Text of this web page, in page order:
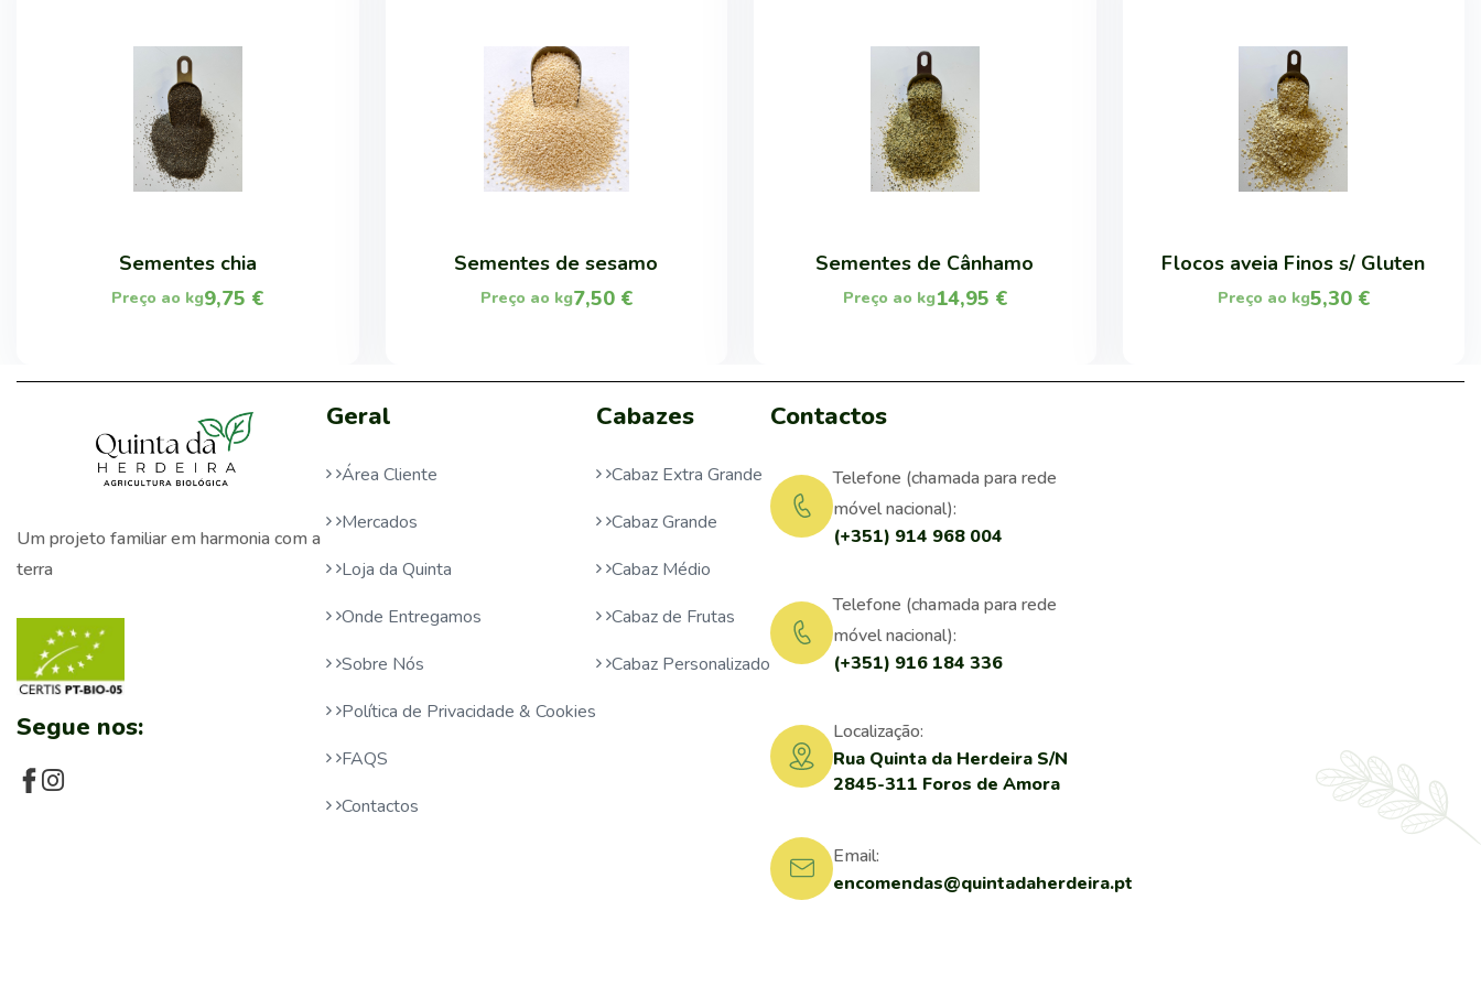
Sementes chia
9,75 €
Preço ao kg
Sementes de sesamo
7,50 €
Preço ao kg
Sementes de Cânhamo
14,95 €
Preço ao kg
Flocos aveia Finos s/ Gluten
5,30 €
Preço ao kg
Um projeto familiar em harmonia com a
terra
Segue nos:
Geral
Área Cliente
Mercados
Loja da Quinta
Onde Entregamos
Sobre Nós
Política de Privacidade & Cookies
FAQS
Contactos
Cabazes
Cabaz Extra Grande
Cabaz Grande
Cabaz Médio
Cabaz de Frutas
Cabaz Personalizado
Contactos
(+351) 914 968 004
Telefone (chamada para rede
móvel nacional):
(+351) 916 184 336
Telefone (chamada para rede
móvel nacional):
Rua Quinta da Herdeira S/N
2845-311 Foros de Amora
Localização:
encomendas@quintadaherdeira.pt
Email: